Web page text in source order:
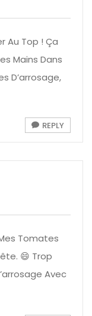
Au Top ! Ça
Mains Dans
D’arrosage,
REPLY
Tomates
😄 Trop
Avec